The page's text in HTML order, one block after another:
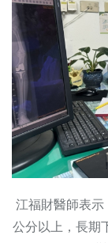
江福財醫師表示
公分以上，長期